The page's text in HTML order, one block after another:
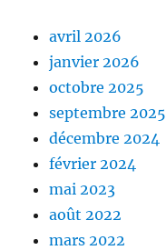
avril 2026
janvier 2026
octobre 2025
septembre 2025
décembre 2024
février 2024
mai 2023
août 2022
mars 2022